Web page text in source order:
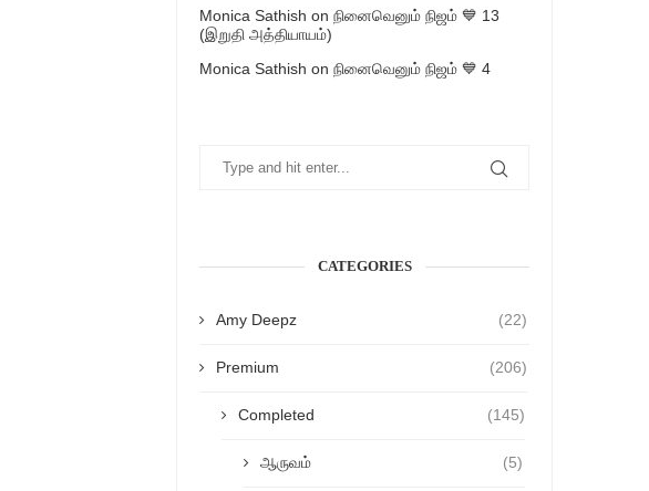
Monica Sathish on நினைவெனும் நிஜம் 💙 13
(இறுதி அத்தியாயம்)
Monica Sathish on நினைவெனும் நிஜம் 💙 4
CATEGORIES
Amy Deepz (22)
Premium (206)
Completed (145)
ஆருவம் (5)